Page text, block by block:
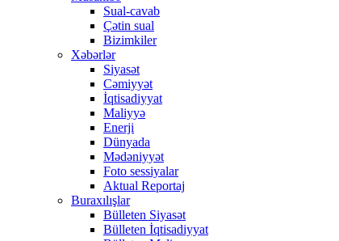
Sual-cavab
Çətin sual
Bizimkiler
Xəbərlər
Siyasət
Cəmiyyət
İqtisadiyyat
Maliyyə
Enerji
Dünyada
Mədəniyyət
Foto sessiyalar
Aktual Reportaj
Buraxılışlar
Bülleten Siyasət
Bülleten İqtisadiyyat